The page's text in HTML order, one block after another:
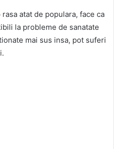
atat de populara, face ca
la probleme de sanatate
mai sus insa, pot suferi